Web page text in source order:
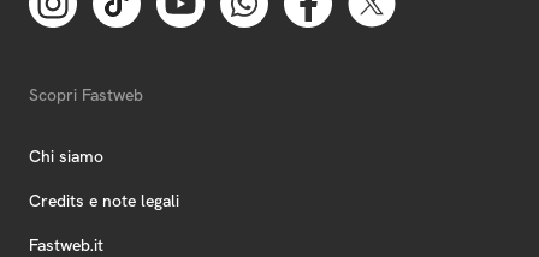
Scopri Fastweb
Chi siamo
Credits e note legali
Fastweb.it